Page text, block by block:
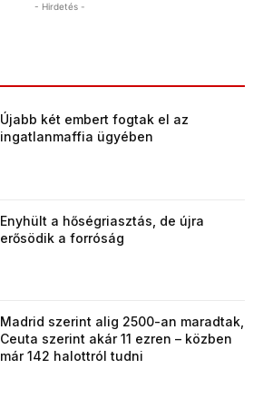
- Hirdetés -
Újabb két embert fogtak el az
ingatlanmaffia ügyében
Enyhült a hőségriasztás, de újra
erősödik a forróság
Madrid szerint alig 2500-an maradtak,
Ceuta szerint akár 11 ezren – közben
már 142 halottról tudni